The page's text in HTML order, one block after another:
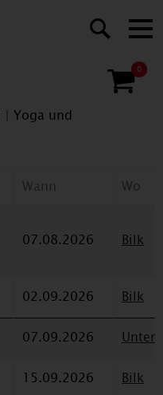
0
Yoga und
Wann
Wo
07.08.2026 Bilk
02.09.2026 Bilk
07.09.2026
15.09.2026
Bilk